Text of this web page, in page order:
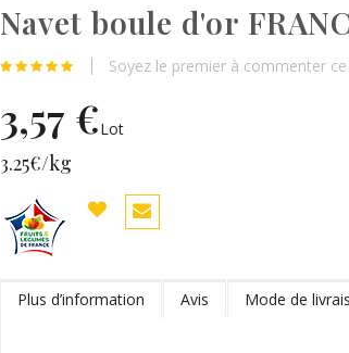
Navet boule d'or
Soyez le premier à commenter
3,57 €Lot
3.25€/kg
Plus d’information Avis Mode de